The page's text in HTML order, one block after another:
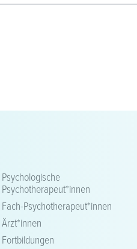
Psychologische
Psychotherapeut*innen
Fach-Psychotherapeut*innen
Ärzt*innen
Fortbildungen